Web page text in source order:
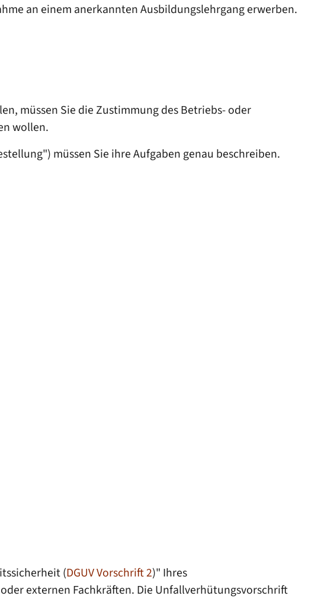
an einem anerkannten Ausbildungslehrgang erwerben.
müssen Sie die Zustimmung des Betriebs- oder
wollen.
müssen Sie ihre Aufgaben genau beschreiben.
(DGUV Vorschrift 2)" Ihres
externen Fachkräften. Die Unfallverhütungsvorschrift